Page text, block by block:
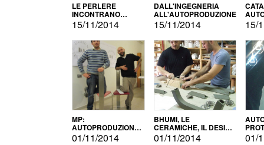
LE PERLERE
INCONTRANO
L'AUTOPRODUZIONE
15/11/2014
DALL'INGEGNERIA
ALL'AUTOPRODUZIONE
15/11/2014 15/
MP:
AUTOPRODUZIONE
E INNOVAZIONE
01/11/2014
BHUMI, LE
CERAMICHE, IL DESIGN
E L'AUTOPRODUZIONE
01/11/2014 01/